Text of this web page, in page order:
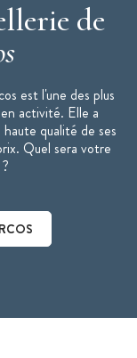
de
est l'une des plus
activité. Elle a
qualité de ses
Quel sera votre